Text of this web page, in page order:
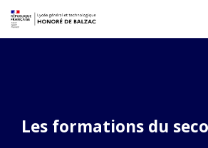
Aller
Les formations du